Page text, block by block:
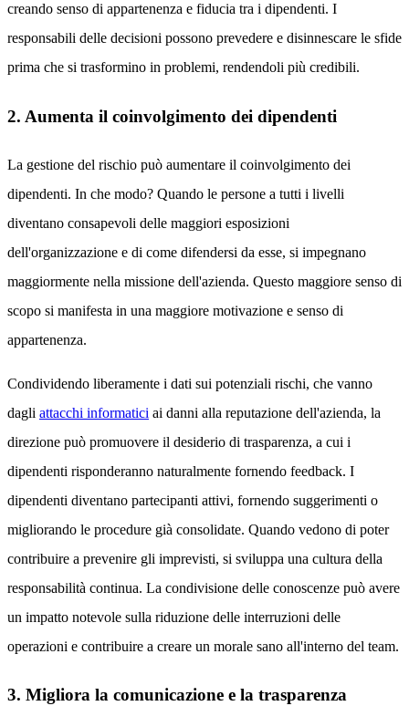
creando senso di appartenenza e fiducia tra i dipendenti. I
responsabili delle decisioni possono prevedere e disinnescare le sfide
prima che si trasformino in problemi, rendendoli più credibili.
2. Aumenta il coinvolgimento dei dipendenti
La gestione del rischio può aumentare il coinvolgimento dei
dipendenti. In che modo? Quando le persone a tutti i livelli
diventano consapevoli delle maggiori esposizioni
dell'organizzazione e di come difendersi da esse, si impegnano
maggiormente nella missione dell'azienda. Questo maggiore senso di
scopo si manifesta in una maggiore motivazione e senso di
appartenenza.
Condividendo liberamente i dati sui potenziali rischi, che vanno
dagli attacchi informatici ai danni alla reputazione dell'azienda, la
direzione può promuovere il desiderio di trasparenza, a cui i
dipendenti risponderanno naturalmente fornendo feedback. I
dipendenti diventano partecipanti attivi, fornendo suggerimenti o
migliorando le procedure già consolidate. Quando vedono di poter
contribuire a prevenire gli imprevisti, si sviluppa una cultura della
responsabilità continua. La condivisione delle conoscenze può avere
un impatto notevole sulla riduzione delle interruzioni delle
operazioni e contribuire a creare un morale sano all'interno del team.
3. Migliora la comunicazione e la trasparenza